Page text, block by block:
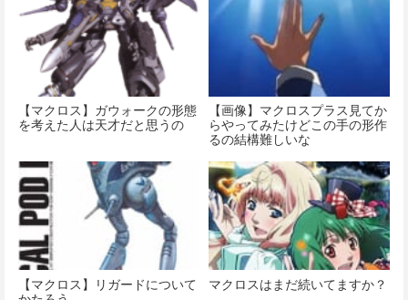
【マクロス】ガウォークの形態
を考えた人は天才だと思うの
【画像】マクロスプラス見てか
らやってみたけどこの手の形作
るの結構難しいな
【マクロス】リガードについて
マクロスはまだ続いてますか？